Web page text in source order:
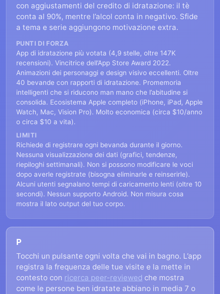
con aggiustamenti del credito di idratazione: il tè
conta al 90%, mentre l’alcol conta in negativo. Sfide
a tema e serie aggiungono motivazione extra.
PUNTI DI FORZA
App di idratazione più votata (4,9 stelle, oltre 147K
recensioni). Vincitrice dell’App Store Award 2022.
Animazioni dei personaggi e design visivo eccellenti. Oltre
40 bevande con rapporti di idratazione. Promemoria
intelligenti che si riducono man mano che l’abitudine si
consolida. Ecosistema Apple completo (iPhone, iPad, Apple
Watch, Mac, Vision Pro). Molto economica (circa $10/anno
o circa $10 a vita).
LIMITI
Richiede di registrare ogni bevanda durante il giorno.
Nessuna visualizzazione dei dati (grafici, tendenze,
riepiloghi settimanali). Non si possono modificare le voci
dopo averle registrate (bisogna eliminarle e reinserirle).
Alcuni utenti segnalano tempi di caricamento lenti (oltre 10
secondi). Nessun supporto Android. Non misura cosa
mostra il lato output del tuo corpo.
P
Tocchi un pulsante ogni volta che vai in bagno. L’app
registra la frequenza delle tue visite e la mette in
contesto con ricerca peer-reviewed che mostra
come le persone ben idratate abbiano in media 7 o